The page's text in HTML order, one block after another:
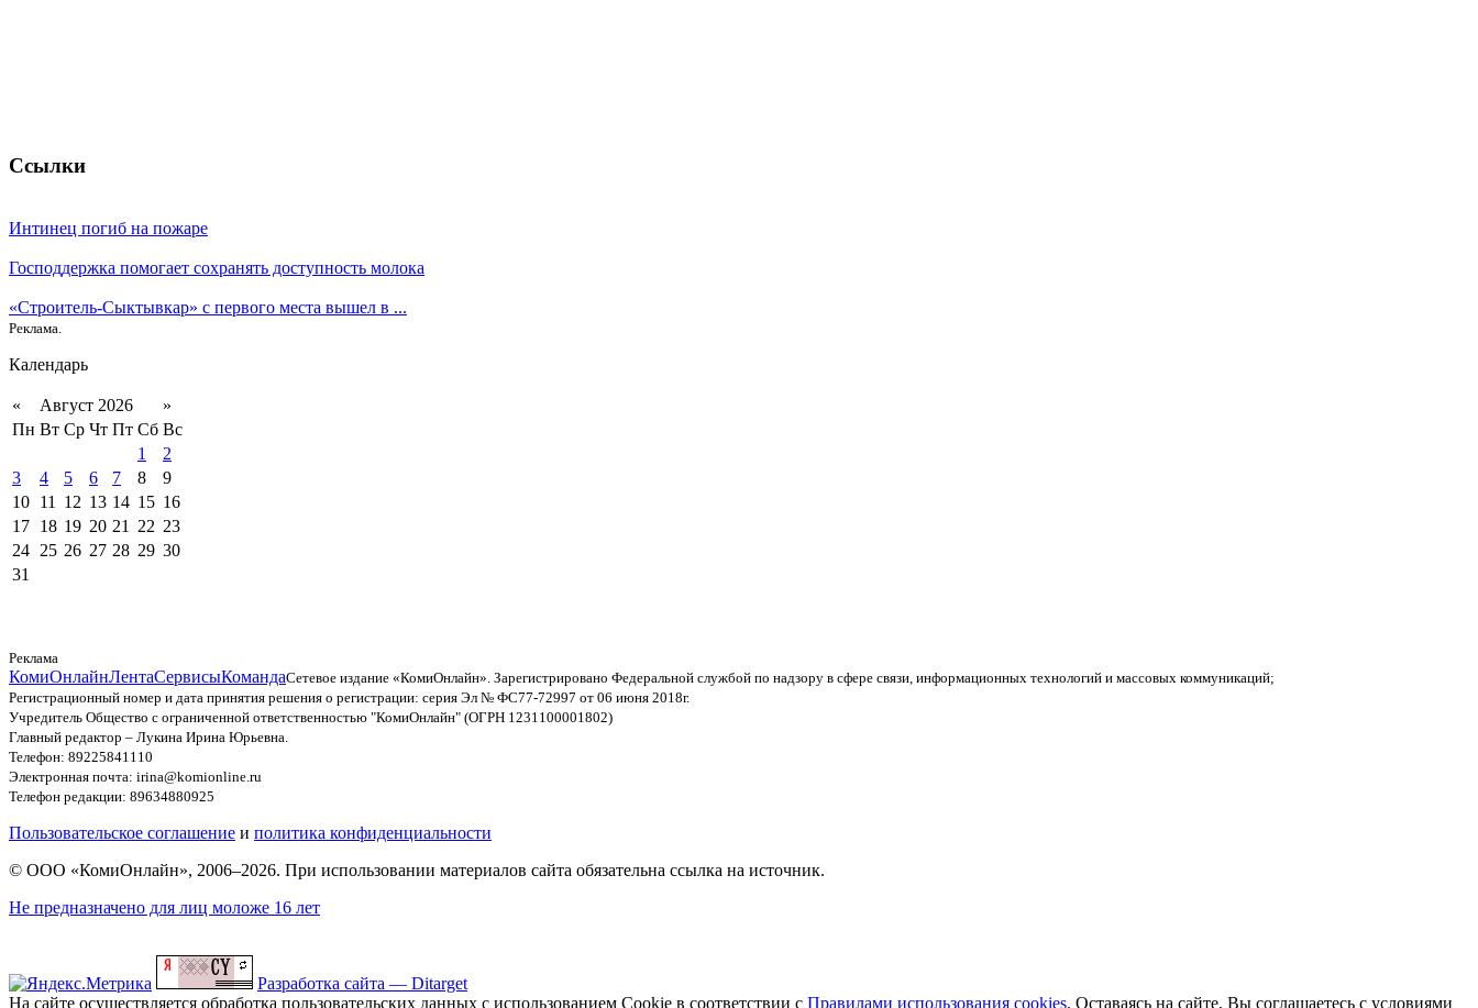
Ссылки
Интинец погиб на пожаре
Господдержка помогает сохранять доступность молока
«Строитель-Сыктывкар» с первого места вышел в ...
Реклама.
Календарь
« Август 2026
»
Пн Вт Ср Чт Пт Сб Вс
1
2
3
4 5 6 7 8
9
10 11 12 13 14 15 16
17 18 19 20 21 22 23
24 25 26 27 28 29 30
31
Реклама
КомиОнлайнЛентаСервисыКомандаСетевое издание «КомиОнлайн». Зарегистрировано Федеральной службой по надзору в сфере связи, информационных технологий и массовых коммуникаций;
Регистрационный номер и дата принятия решения о регистрации: серия Эл № ФС77-72997 от 06 июня 2018г.
Учредитель Общество с ограниченной ответственностью "КомиОнлайн" (ОГРН 1231100001802)
Главный редактор – Лукина Ирина Юрьевна.
Телефон: 89225841110
Электронная почта: irina@komionline.ru
Телефон редакции: 89634880925
Пользовательское соглашение и политика конфиденциальности
© ООО «КомиОнлайн», 2006–2026. При использовании материалов сайта обязательна ссылка на источник.
Не предназначено для лиц моложе 16 лет
Разработка сайта — Ditarget
На сайте осуществляется обработка пользовательских данных с использованием Cookie в соответствии с Правилами использования cookies. Оставаясь на сайте, Вы соглашаетесь с условиями